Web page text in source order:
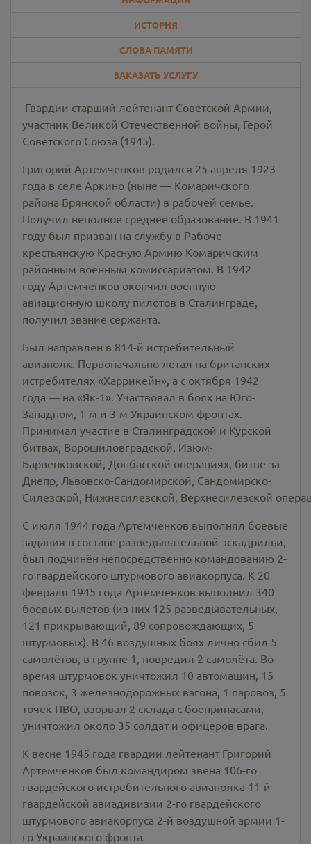
ИСТОРИЯ
СЛОВА ПАМЯТИ
ЗАКАЗАТЬ УСЛУГУ
Гвардии старший лейтенант Советской Армии,
участник Великой Отечественной войны, Герой
Советского Союза (1945).
Григорий Артемченков родился 25 апреля 1923
года в селе Аркино (ныне — Комаричского
района Брянской области) в рабочей семье.
Получил неполное среднее образование. В 1941
году был призван на службу в Рабоче-
крестьянскую Красную Армию Комаричским
районным военным комиссариатом. В 1942
году Артемченков окончил военную
авиационную школу пилотов в Сталинграде,
получил звание сержанта.
Был направлен в 814-й истребительный
авиаполк. Первоначально летал на британских
истребителях «Харрикейн», а с октября 1942
года — на «Як-1». Участвовал в боях на Юго-
Западном, 1-м и 3-м Украинском фронтах.
Принимал участие в Сталинградской и Курской
битвах, Ворошиловградской, Изюм-
Барвенковской, Донбасской операциях, битве за
Днепр, Львовско-Сандомирской, Сандомирско-
Силезской, Нижнесилезской, Верхнесилезской
С июля 1944 года Артемченков выполнял боевые
задания в составе разведывательной эскадрильи,
был подчинён непосредственно командованию 2-
го гвардейского штурмового авиакорпуса. К 20
февраля 1945 года Артемченков выполнил 340
боевых вылетов (из них 125 разведывательных,
121 прикрывающий, 89 сопровождающих, 5
штурмовых). В 46 воздушных боях лично сбил 5
самолётов, в группе 1, повредил 2 самолёта. Во
время штурмовок уничтожил 10 автомашин, 15
повозок, 3 железнодорожных вагона, 1 паровоз, 5
точек ПВО, взорвал 2 склада с боеприпасами,
уничтожил около 35 солдат и офицеров врага.
К весне 1945 года гвардии лейтенант Григорий
Артемченков был командиром звена 106-го
гвардейского истребительного авиаполка 11-й
гвардейской авиадивизии 2-го гвардейского
штурмового авиакорпуса 2-й воздушной армии 1-
го Украинского фронта.